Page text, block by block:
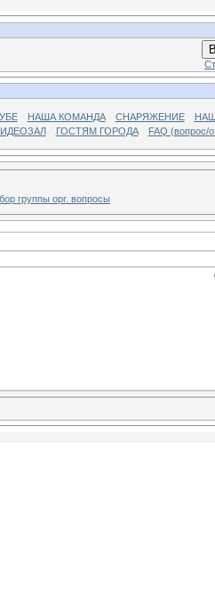
НАША КОМАНДА СНАРЯЖЕНИЕ
ГОСТЯМ ГОРОДА FAQ (вопрос/
группы орг. вопросы